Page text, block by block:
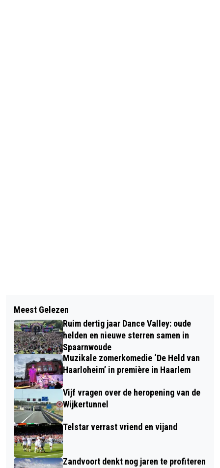
NEDERLANDS LANGST BESTAANDE
MANNENKOOR ZANG EN
VRIENDSCHAP BESTAAT 195 JAAR
DON KOEHORST VANAF SEIZOEN
2025/26 MANAGER VROUWEN- EN
MEISJESVOETBAL BIJ DSS
Meest Gelezen
Ruim dertig jaar Dance Valley: oude
helden en nieuwe sterren samen in
Spaarnwoude
Muzikale zomerkomedie ‘De Held van
Haarloheim’ in première in Haarlem
Vijf vragen over de heropening van de
Wijkertunnel
Telstar verrast vriend en vijand
Zandvoort denkt nog jaren te profiteren